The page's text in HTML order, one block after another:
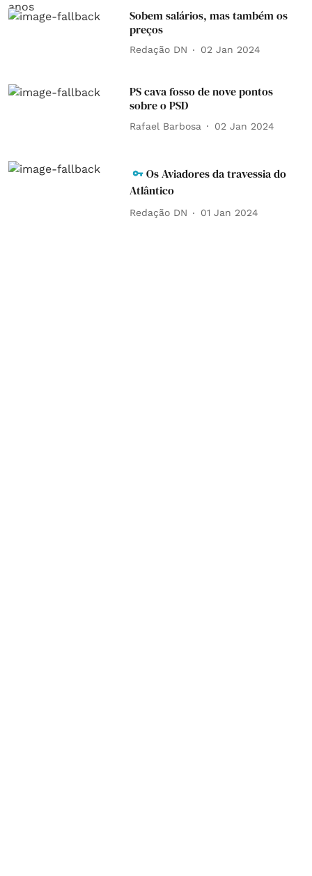
Sobem salários, mas também os
preços
Redação DN 02 Jan 2024
PS cava fosso de nove pontos
sobre o PSD
Rafael Barbosa 02 Jan 2024
Os Aviadores da travessia do
Atlântico
Redação DN 01 Jan 2024